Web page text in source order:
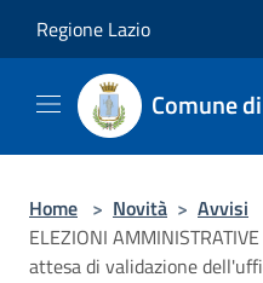
Regione Lazio
Comune
Home > Novità > Avvisi
ELEZIONI
attesa di validazione